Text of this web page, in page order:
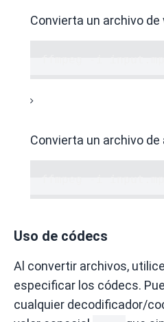
Convierta un archivo
Convierta un archivo de
Uso de códecs
Al convertir archivos,
especificar los códecs.
cualquier decodificador/